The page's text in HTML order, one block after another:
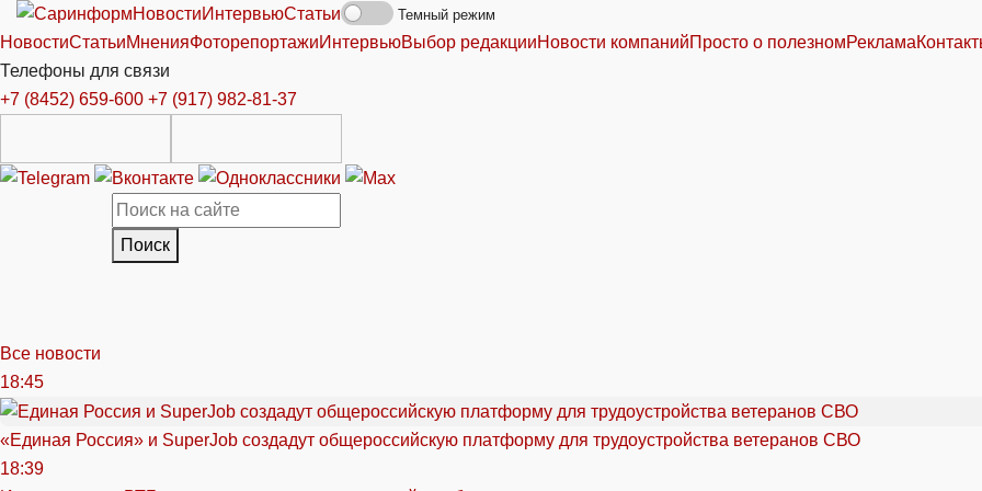
НовостиИнтервьюСтатьи Темный режим
НовостиСтатьиМненияФоторепортажиИнтервьюВыбор редакцииНовости компанийПросто о полезномРеклама
Телефоны для связи
+7 (8452) 659-600 +7 (917) 982-81-37
Поиск
Все новости
18:45
«Единая Россия» и SuperJob создадут общероссийскую платформу для трудоустройства ветеранов СВО
18:39